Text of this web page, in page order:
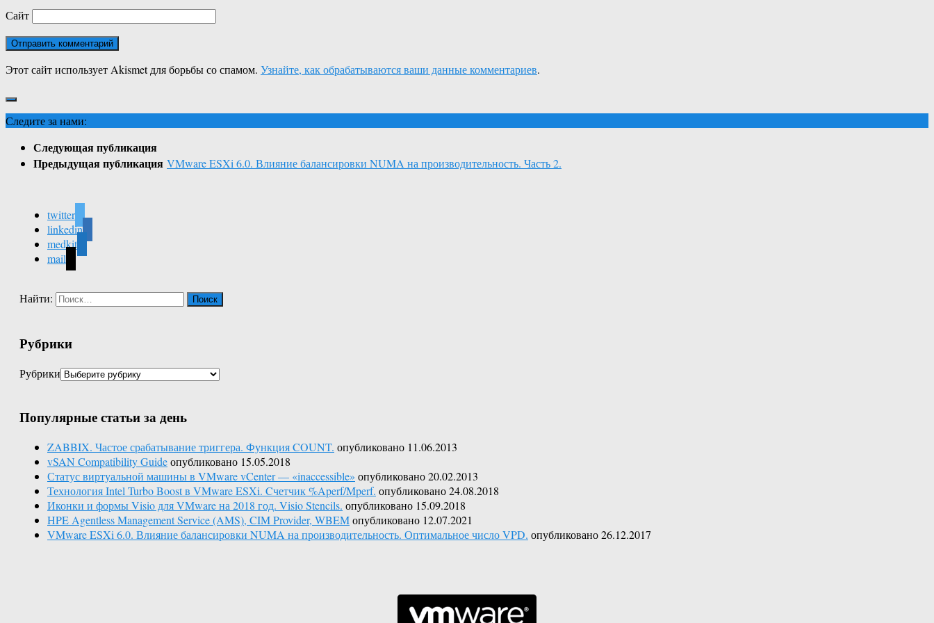
Сайт
Этот сайт использует Akismet для борьбы со спамом. Узнайте, как обрабатываются ваши данные комментариев.
Следите за нами:
Следующая публикация
Предыдущая публикация VMware ESXi 6.0. Влияние балансировки NUMA на производительность. Часть 2.
twitter
linkedin
medkit
mail
Найти:
Рубрики
Рубрики
Популярные статьи за день
ZABBIX. Частое срабатывание триггера. Функция COUNT. опубликовано 11.06.2013
vSAN Compatibility Guideопубликовано 15.05.2018
Статус виртуальной машины в VMware vCenter — «inaccessible» опубликовано 20.02.2013
Технология Intel Turbo Boost в VMware ESXi. Cчетчик %Aperf/Mperf. опубликовано 24.08.2018
Иконки и формы Visio для VMware на 2018 год. Visio Stencils. опубликовано 15.09.2018
HPE Agentless Management Service (AMS), CIM Provider, WBEMопубликовано 12.07.2021
VMware ESXi 6.0. Влияние балансировки NUMA на производительность. Оптимальное число VPD. опубликовано 26.12.2017